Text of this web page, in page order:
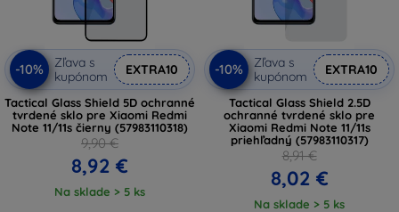
-10%
Zľava s
kupónom
EXTRA10
Tactical Glass Shield 5D ochranné
tvrdené sklo pre Xiaomi Redmi
Note 11/11s čierny (57983110318)
9,90 €
8,92 €
Na sklade > 5 ks
-10%
Zľava s
kupónom
EXTRA10
Tactical Glass Shield 2.5D
ochranné tvrdené sklo pre
Xiaomi Redmi Note 11/11s
priehľadný (57983110317)
8,91 €
8,02 €
Na sklade > 5 ks